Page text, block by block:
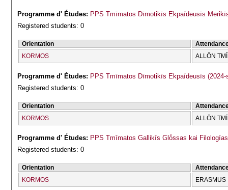
Programme d' Études: PPS Tmīmatos Dīmotikīs Ekpaídeusīs
Registered students: 0
Orientation
KORMOS
ALLŌN
Programme d' Études: PPS Tmīmatos Dīmotikīs Ekpaídeusīs (2024-
Registered students: 0
Orientation
KORMOS
ALLŌN
Programme d' Études: PPS Tmīmatos Gallikīs Glṓssas kai
Registered students: 0
Orientation
KORMOS
ERASMUS